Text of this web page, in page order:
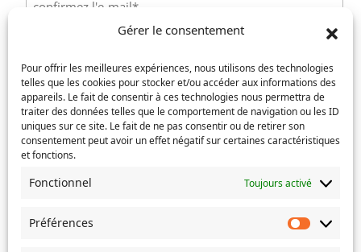
Gérer le consentement
Pour offrir les meilleures expériences, nous utilisons des technologies
telles que les cookies pour stocker et/ou accéder aux informations des
appareils. Le fait de consentir à ces technologies nous permettra de
traiter des données telles que le comportement de navigation ou les ID
uniques sur ce site. Le fait de ne pas consentir ou de retirer son
consentement peut avoir un effet négatif sur certaines caractéristiques
et fonctions.
Fonctionnel Toujours activé
Préférences
un
mail
Service concerné (Nécessaire)
Si votre demande concerne des actes de naissance et/ou
de mariage, choisissez l'Etat-Civil comme service